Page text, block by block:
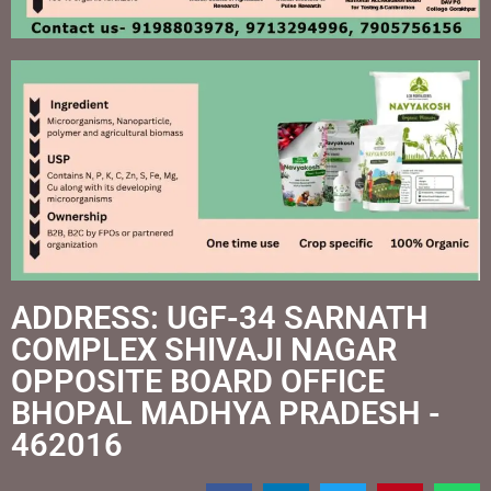
ADDRESS: UGF-34 SARNATH
COMPLEX SHIVAJI NAGAR
OPPOSITE BOARD OFFICE
BHOPAL MADHYA PRADESH -
462016